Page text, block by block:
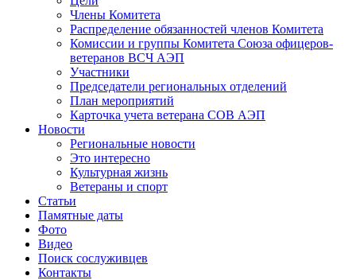
Члены Комитета
Распределение обязанностей членов Комитета
Комиссии и группы Комитета Союза офицеров-
ветеранов ВСЧ АЭП
Участники
Председатели региональных отделений
План мероприятий
Карточка учета ветерана CОВ АЭП
Новости
Региональные новости
Это интересно
Культурная жизнь
Ветераны и спорт
Статьи
Памятные даты
Фото
Видео
Поиск сослуживцев
Контакты